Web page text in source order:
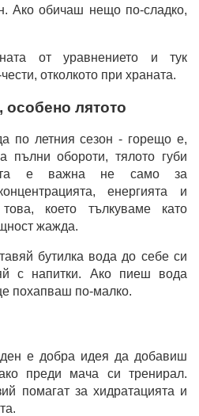
Ако обичаш нещо по-сладко,
от уравнението и тук
отколкото при храната.
лятото
по летния сезон - горещо е,
пълни обороти, тялото губи
е важна не само за
енергията и
което тълкуваме като
жажда.
бутилка вода до себе си
с напитки. Ако пиеш вода
похапваш по-малко.
е добра идея да добавиш
преди мача си тренирал.
помагат за хидратацията и